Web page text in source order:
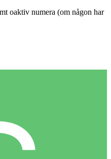
oaktiv numera (om någon har